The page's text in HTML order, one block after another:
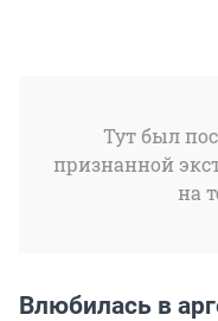
Тут был
признанной
на
Влюбилась в